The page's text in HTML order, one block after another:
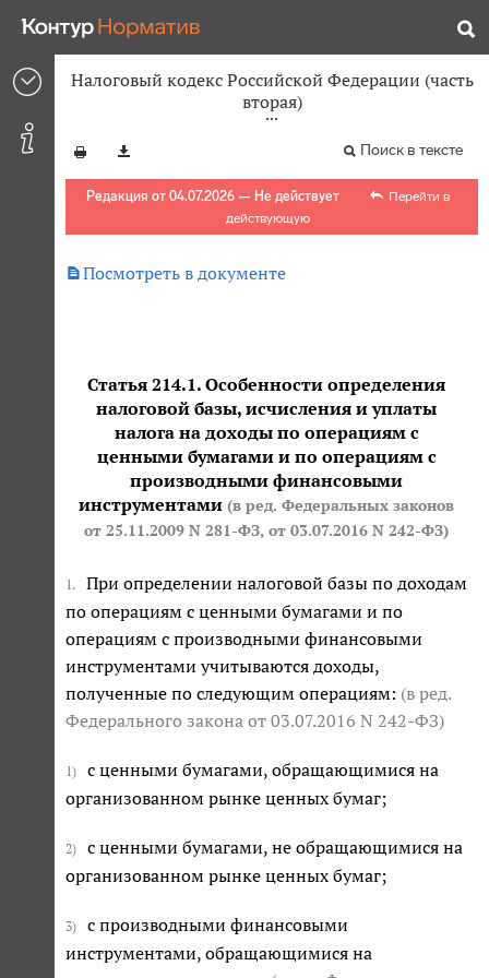
Налоговый кодекс Российской Федерации (часть
вторая)
Поиск в тексте
Редакция от 04.07.2026 — Не действует
Перейти в
действующую
Посмотреть в документе
Статья 214.1. Особенности определения
налоговой базы, исчисления и уплаты
налога на доходы по операциям с
ценными бумагами и по операциям с
производными финансовыми
инструментами (в ред. Федеральных законов
от 25.11.2009 N 281-ФЗ, от 03.07.2016 N 242-ФЗ)
1.
При определении налоговой базы по доходам
по операциям с ценными бумагами и по
операциям с производными финансовыми
инструментами учитываются доходы,
полученные по следующим операциям: (в ред.
Федерального закона от 03.07.2016 N 242-ФЗ)
1)
с ценными бумагами, обращающимися на
организованном рынке ценных бумаг;
2)
с ценными бумагами, не обращающимися на
организованном рынке ценных бумаг;
3)
с производными финансовыми
инструментами, обращающимися на